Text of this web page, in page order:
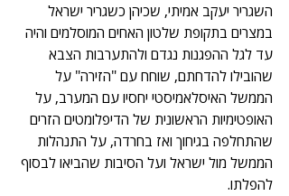
השגריר יעקב אמיתי, שכיהן כשגריר ישראל
במצרים בתקופת שלטון האחים המוסלמים והיה
עד לגל ההפגנות נגדם ולהתערבות הצבא
שהובילו להדחתם, שוחח עם "הזירה" על
הממשל האיסלאמיסטי יחסיו עם המערב, על
האופטימיות הראשונית של הדיפלומטים הזרים
שהתחלפה בגיחוך ואז בחרדה, על התנהלות
הממשל מול ישראל ועל הסיבות שהביאו לבסוף
להפלתו.